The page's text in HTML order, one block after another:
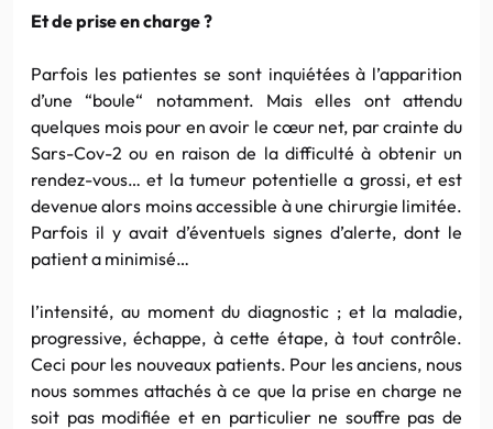
Et de prise en charge ?
Parfois les patientes se sont inquiétées à l’apparition
d’une “boule“ notamment. Mais elles ont attendu
quelques mois pour en avoir le cœur net, par crainte du
Sars-Cov-2 ou en raison de la difficulté à obtenir un
rendez-vous… et la tumeur potentielle a grossi, et est
devenue alors moins accessible à une chirurgie limitée.
Parfois il y avait d’éventuels signes d’alerte, dont le
patient a minimisé…
l’intensité, au moment du diagnostic ; et la maladie,
progressive, échappe, à cette étape, à tout contrôle.
Ceci pour les nouveaux patients. Pour les anciens, nous
nous sommes attachés à ce que la prise en charge ne
soit pas modifiée et en particulier ne souffre pas de